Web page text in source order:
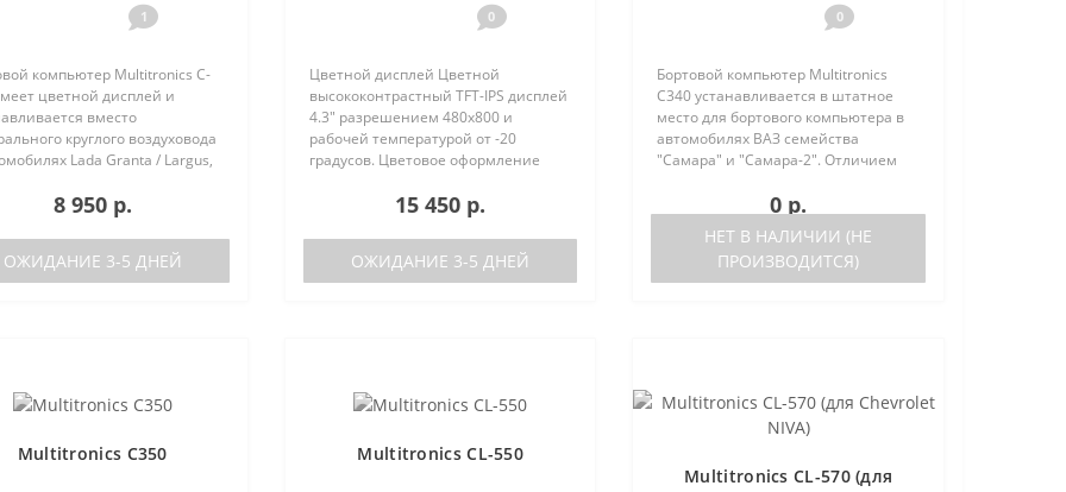
1
компьютер Multitronics C-
цветной дисплей и
вместо
круглого воздуховода
Lada Granta / Largus,
Almera, на место
вставки панели
..
8 950 р.
ОЖИДАНИЕ 3-5 ДНЕЙ
0
Цветной дисплей Цветной
высококонтрастный TFT-IPS дисплей
4.3" разрешением 480х800 и
рабочей температурой от -20
градусов. Цветовое оформление
пользователем индивидуально (по
предустановленные ц..
15 450 р.
ОЖИДАНИЕ 3-5 ДНЕЙ
0
Бортовой компьютер Multitronics
C340 устанавливается в штатное
место для бортового компьютера в
автомобилях ВАЗ семейства
"Самара" и "Самара-2". Отличием
Multitronics C350 является наличие
0 р.
НЕТ В НАЛИЧИИ (НЕ
ПРОИЗВОДИТСЯ)
Multitronics C350 Multitronics CL-550
Multitronics CL-570 (для